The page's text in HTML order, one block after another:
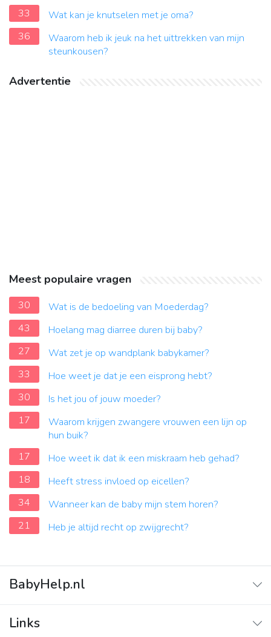
33
Wat kan je knutselen met je oma?
36
Waarom heb ik jeuk na het uittrekken van mijn
steunkousen?
Advertentie
Meest populaire vragen
30
Wat is de bedoeling van Moederdag?
43
Hoelang mag diarree duren bij baby?
27
Wat zet je op wandplank babykamer?
33
Hoe weet je dat je een eisprong hebt?
30
Is het jou of jouw moeder?
17
Waarom krijgen zwangere vrouwen een lijn op
hun buik?
17
Hoe weet ik dat ik een miskraam heb gehad?
18
Heeft stress invloed op eicellen?
34
Wanneer kan de baby mijn stem horen?
21
Heb je altijd recht op zwijgrecht?
BabyHelp.nl
Vraag & Antwoord
Links